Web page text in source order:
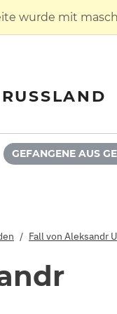
wurde mit
GEFANGENE AUS
Fall von Aleksandr